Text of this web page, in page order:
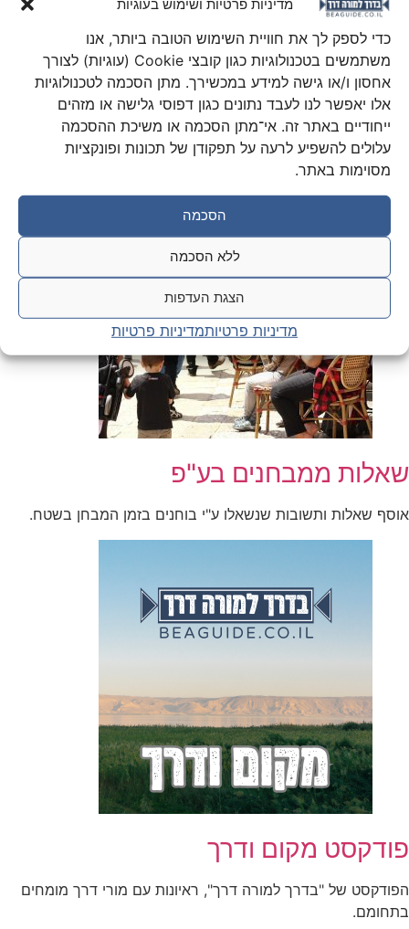
מדיניות פרטיות ושימוש בעוגיות
כדי לספק לך את חוויית השימוש הטובה ביותר, אנו
משתמשים בטכנולוגיות כגון קובצי Cookie (עוגיות) לצורך
אחסון ו/או גישה למידע במכשירך. מתן הסכמה לטכנולוגיות
אלו יאפשר לנו לעבד נתונים כגון דפוסי גלישה או מזהים
ייחודיים באתר זה. אי־מתן הסכמה או משיכת ההסכמה
עלולים להשפיע לרעה על תפקודן של תכונות ופונקציות
מסוימות באתר.
הסכמה
ללא הסכמה
הצגת העדפות
מדיניות פרטיותמדיניות פרטיות
קבוצות סיור (חלק ב')
ובהם אתרים ונקודות הדרכה.
שאלות ממבחנים בע"פ
אוסף שאלות ותשובות שנשאלו ע"י בוחנים בזמן המבחן בשטח.
פודקסט מקום ודרך
הפודקסט של "בדרך למורה דרך", ראיונות עם מורי דרך מומחים
בתחומם.